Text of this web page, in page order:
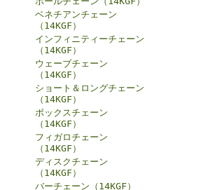
ベネチアンチェーン
（14KGF）
インフィニティーチェーン
（14KGF）
ウェーブチェーン
（14KGF）
ショート＆ロングチェーン
（14KGF）
ボックスチェーン
（14KGF）
フィガロチェーン
（14KGF）
ディスクチェーン
（14KGF）
バーチェーン（14KGF）